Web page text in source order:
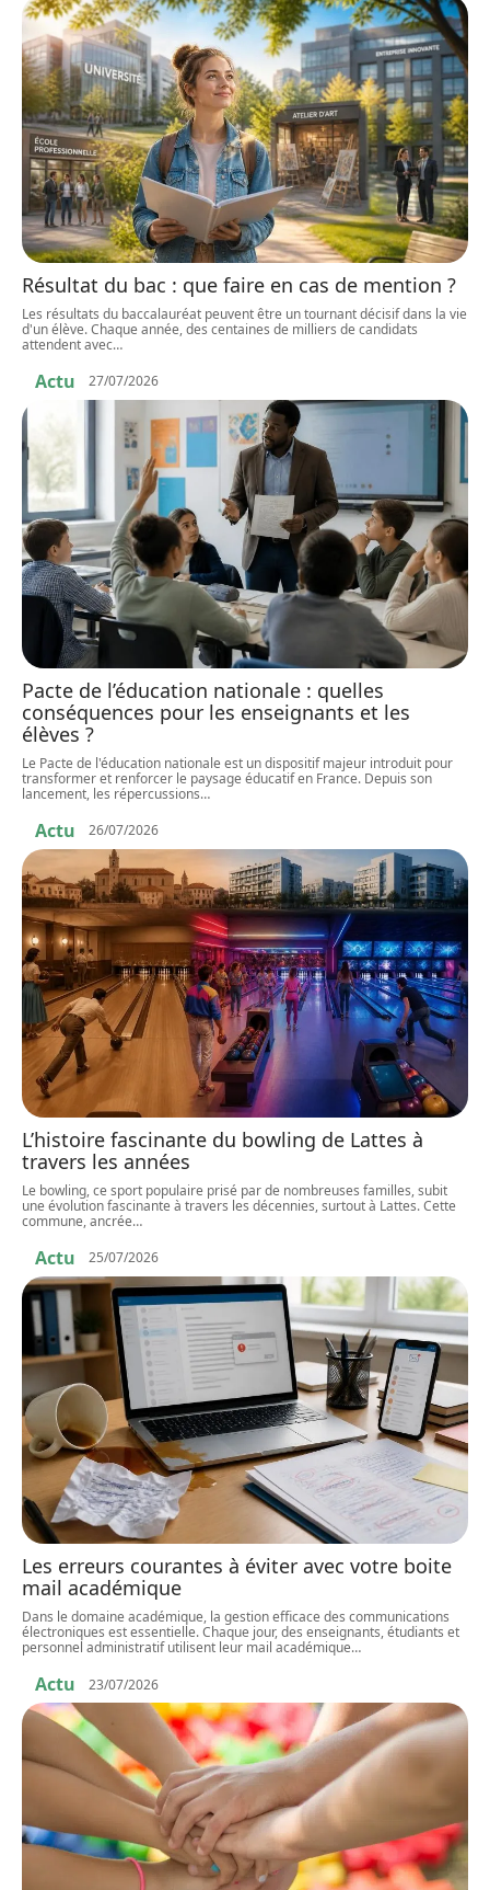
Résultat du bac : que faire en cas de mention ?
Les résultats du baccalauréat peuvent être un tournant décisif dans la vie
d'un élève. Chaque année, des centaines de milliers de candidats
attendent avec…
Actu 27/07/2026
Pacte de l’éducation nationale : quelles
conséquences pour les enseignants et les
élèves ?
Le Pacte de l'éducation nationale est un dispositif majeur introduit pour
transformer et renforcer le paysage éducatif en France. Depuis son
lancement, les répercussions…
Actu 26/07/2026
L’histoire fascinante du bowling de Lattes à
travers les années
Le bowling, ce sport populaire prisé par de nombreuses familles, subit
une évolution fascinante à travers les décennies, surtout à Lattes. Cette
commune, ancrée…
Actu 25/07/2026
Les erreurs courantes à éviter avec votre boite
mail académique
Dans le domaine académique, la gestion efficace des communications
électroniques est essentielle. Chaque jour, des enseignants, étudiants et
personnel administratif utilisent leur mail académique…
Actu 23/07/2026